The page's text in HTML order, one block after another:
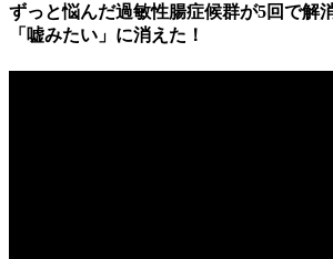
ずっと悩んだ過敏性腸症候群が5回で解
「嘘みたい」に消えた！